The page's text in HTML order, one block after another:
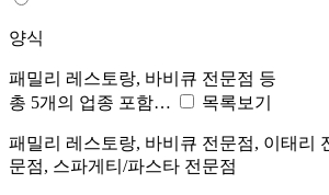
양식
패밀리 레스토랑, 바비큐 전문점 등
총 5개의 업종 포함…
목록보기
패밀리 레스토랑, 바비큐 전문점, 이태리
문점, 스파게티/파스타 전문점